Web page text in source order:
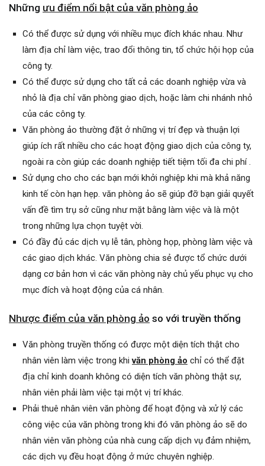
Những ưu điểm nổi bật của văn phòng ảo
Có thể được sử dụng với nhiều mục đích khác nhau. Như
làm địa chỉ làm việc, trao đổi thông tin, tổ chức hội họp của
công ty.
Có thể được sử dụng cho tất cả các doanh nghiệp vừa và
nhỏ là địa chỉ văn phòng giao dịch, hoặc làm chi nhánh nhỏ
của các công ty.
Văn phòng ảo thường đặt ở những vị trí đẹp và thuận lợi
giúp ích rất nhiều cho các hoạt động giao dịch của công ty,
ngoài ra còn giúp các doanh nghiệp tiết tiệm tối đa chi phí .
Sử dụng cho cho các bạn mới khởi nghiệp khi mà khả năng
kinh tế còn hạn hẹp. văn phòng ảo sẽ giúp đỡ bạn giải quyết
vấn đề tìm trụ sở cũng như mặt bằng làm việc và là một
trong những lựa chọn tuyệt vời.
Có đầy đủ các dịch vụ lễ tân, phòng họp, phòng làm việc và
các giao dịch khác. Văn phòng chia sẻ được tổ chức dưới
dạng cơ bản hơn vì các văn phòng này chủ yếu phục vụ cho
mục đích và hoạt động của cá nhân.
Nhược điểm của văn phòng ảo so với truyền thống
Văn phòng truyền thống có được một diện tích thật cho
nhân viên làm việc trong khivăn phòng ảo chỉ có thể đặt
địa chỉ kinh doanh không có diện tích văn phòng thật sự,
nhân viên phải làm việc tại một vị trí khác.
Phải thuê nhân viên văn phòng để hoạt động và xử lý các
công việc của văn phòng trong khi đó văn phòng ảo sẽ do
nhân viên văn phòng của nhà cung cấp dịch vụ đảm nhiệm,
các dịch vụ đều hoạt động ở mức chuyên nghiệp.